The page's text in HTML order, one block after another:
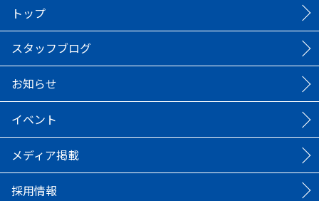
トップ
スタッフブログ
お知らせ
イベント
メディア掲載
採用情報